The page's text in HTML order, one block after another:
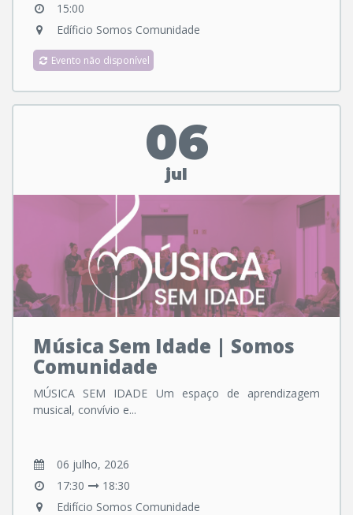
15:00
Edíficio Somos Comunidade
Evento não disponível
06
jul
Música Sem Idade | Somos
Comunidade
MÚSICA SEM IDADE Um espaço de aprendizagem
musical, convívio e...
06 julho, 2026
17:30
18:30
Edifício Somos Comunidade